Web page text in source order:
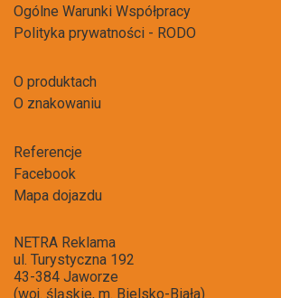
Ogólne Warunki Współpracy
Polityka prywatności - RODO
O produktach
O znakowaniu
Referencje
Facebook
Mapa dojazdu
NETRA Reklama
ul. Turystyczna 192
43-384 Jaworze
(woj. śląskie, m. Bielsko-Biała)